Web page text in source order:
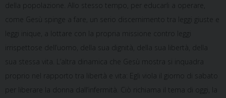
della popolazione. Allo stesso tempo, per educarli a operare,
come Gesù spinge a fare, un serio discernimento tra leggi giuste e
leggi inique, a lottare con la propria missione contro leggi
irrispettose dell’uomo, della sua dignità, della sua libertà, della
sua stessa vita. L’altra dinamica che Gesù mostra si inquadra
proprio nel rapporto tra libertà e vita: Egli viola il giorno di sabato
per liberare la donna dall’infermità. Ciò richiama il tema di oggi, la